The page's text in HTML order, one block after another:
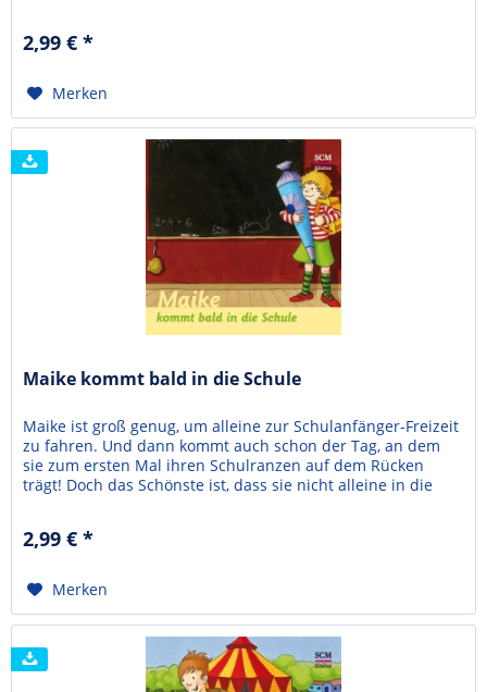
und erlebt, wie sie dadurch...
2,99 € *
Merken
Maike kommt bald in die Schule
Maike ist groß genug, um alleine zur Schulanfänger-Freizeit
zu fahren. Und dann kommt auch schon der Tag, an dem
sie zum ersten Mal ihren Schulranzen auf dem Rücken
trägt! Doch das Schönste ist, dass sie nicht alleine in die
ist verheiratet und Mitarbeiterin in...
2,99 € *
Merken